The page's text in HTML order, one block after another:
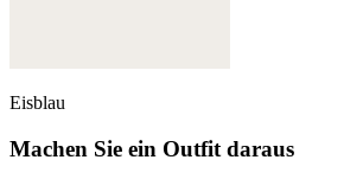
Eisblau
Machen Sie ein Outfit daraus